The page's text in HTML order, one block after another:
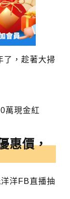
了，趁著大掃
萬現金紅
惠價，
洋FB直播抽